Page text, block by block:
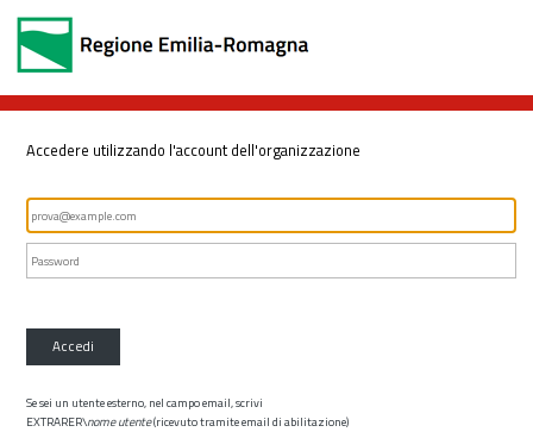
Accedere utilizzando l'account dell'organizzazione
Accedi
Se sei un utente esterno, nel campo email, scrivi
EXTRARER\nome utente(ricevuto tramite email di abilitazione)